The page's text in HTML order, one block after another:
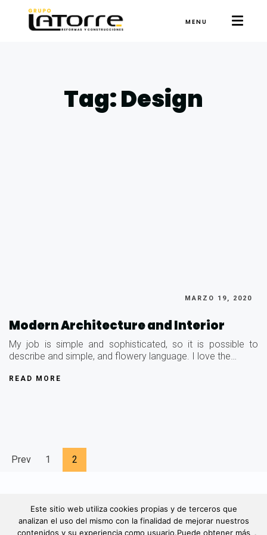
MENU
Tag: Design
MARZO 19, 2020
Modern Architecture and Interior
My job is simple and sophisticated, so it is possible to
describe and simple, and flowery language. I love the…
READ MORE
Prev 1 2
Este sitio web utiliza cookies propias y de terceros que
analizan el uso del mismo con la finalidad de mejorar nuestros
contenidos y su experiencia como usuario.Puede obtener más